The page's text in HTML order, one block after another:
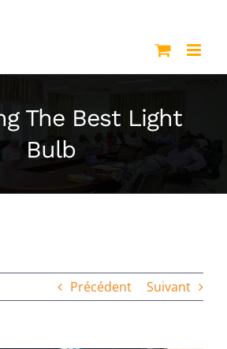
The Best Light
Bulb
Précédent Suivant